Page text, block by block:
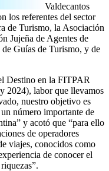
Valdecantos
los referentes del sector
de Turismo, la Asociación
Jujeña de Agentes de
Guías de Turismo, y de
Destino en la FITPAR
2024), labor que llevamos
nuestro objetivo es
número importante de
y acotó que “para ello
de operadores
viajes, conocidos como
de conocer el